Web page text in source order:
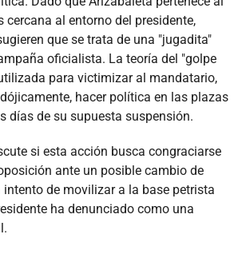
cercana al entorno del presidente,
que se trata de una "jugadita"
oficialista. La teoría del "golpe
para victimizar al mandatario,
hacer política en las plazas
días de su supuesta suspensión.
si esta acción busca congraciarse
ante un posible cambio de
intento de movilizar a la base petrista
ha denunciado como una